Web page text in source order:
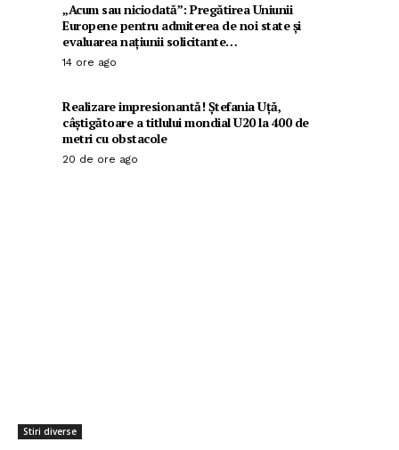
„Acum sau niciodată”: Pregătirea Uniunii
Europene pentru admiterea de noi state și
evaluarea națiunii solicitante…
14 ore ago
Realizare impresionantă! Ștefania Uță,
câștigătoare a titlului mondial U20 la 400 de
metri cu obstacole
20 de ore ago
Stiri diverse